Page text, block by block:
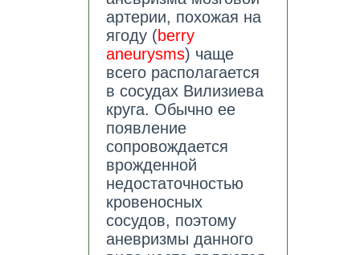
артерии, похожая на
ягоду (berry
aneurysms) чаще
всего располагается
в сосудах Вилизиева
круга. Обычно ее
появление
сопровождается
врожденной
недостаточностью
кровеносных
сосудов, поэтому
аневризмы данного